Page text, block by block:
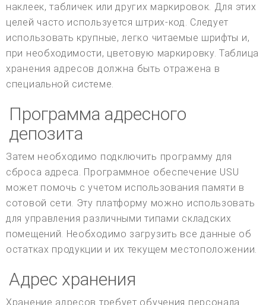
наклеек, табличек или других маркировок. Для этих
целей часто используется штрих-код. Следует
использовать крупные, легко читаемые шрифты и,
при необходимости, цветовую маркировку. Таблица
хранения адресов должна быть отражена в
специальной системе.
Программа адресного
депозита
Затем необходимо подключить программу для
сброса адреса. Программное обеспечение USU
может помочь с учетом использования памяти в
сотовой сети. Эту платформу можно использовать
для управления различными типами складских
помещений. Необходимо загрузить все данные об
остатках продукции и их текущем местоположении.
Адрес хранения
Хранение адресов требует обучения персонала.